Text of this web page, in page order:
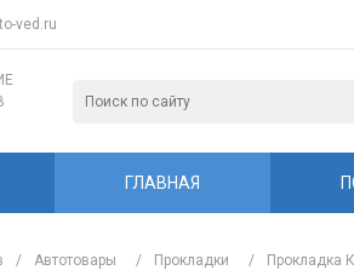
ved.ru
ГЛАВНАЯ
/ Автотовары / Прокладки / Прокладка